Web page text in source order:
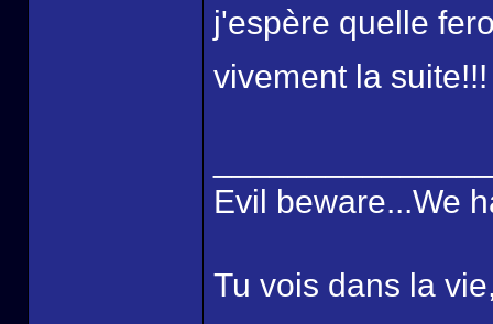
j'espère quelle
vivement la
Evil beware...We
Tu vois dans la